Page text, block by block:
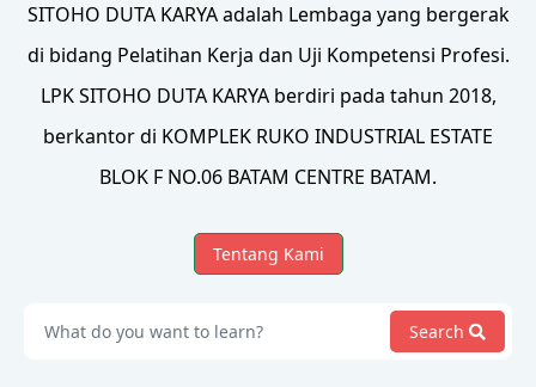
SITOHO DUTA KARYA adalah Lembaga yang bergerak
di bidang Pelatihan Kerja dan Uji Kompetensi Profesi.
LPK SITOHO DUTA KARYA berdiri pada tahun 2018,
berkantor di KOMPLEK RUKO INDUSTRIAL ESTATE
BLOK F NO.06 BATAM CENTRE BATAM.
Tentang Kami
Search